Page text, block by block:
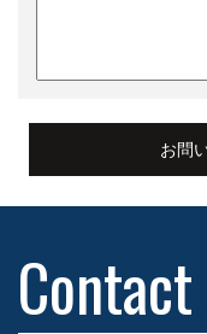
Contact